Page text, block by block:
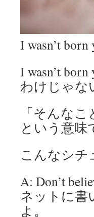
I wasn’t born
I wasn’t
わけじゃな
「そんな
という意味
こんなシチ
A: Don’t
ネットに書
よ。